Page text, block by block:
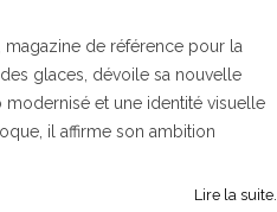
magazine de référence pour la
glaces, dévoile sa nouvelle
et une identité visuelle
il affirme son ambition
Lire la suite...